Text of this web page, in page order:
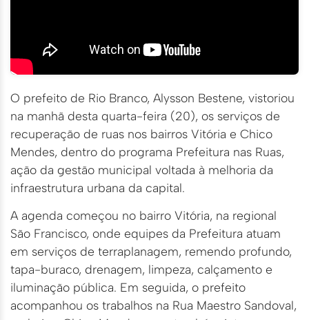
O prefeito de Rio Branco, Alysson Bestene, vistoriou
na manhã desta quarta-feira (20), os serviços de
recuperação de ruas nos bairros Vitória e Chico
Mendes, dentro do programa Prefeitura nas Ruas,
ação da gestão municipal voltada à melhoria da
infraestrutura urbana da capital.
A agenda começou no bairro Vitória, na regional
São Francisco, onde equipes da Prefeitura atuam
em serviços de terraplanagem, remendo profundo,
tapa-buraco, drenagem, limpeza, calçamento e
iluminação pública. Em seguida, o prefeito
acompanhou os trabalhos na Rua Maestro Sandoval,